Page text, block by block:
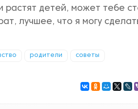
растят детей, может тебе
лучшее, что я могу
родители советы